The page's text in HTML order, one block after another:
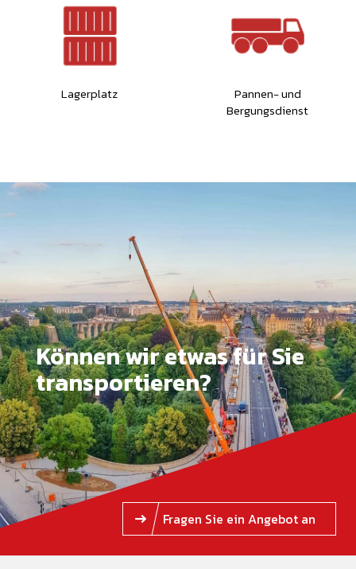
Lagerplatz
Pannen- und
Bergungsdienst
Können wir etwas für Sie
transportieren?
Fragen Sie ein Angebot an